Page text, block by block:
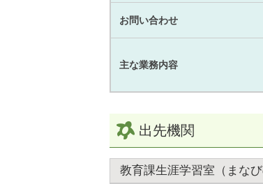
お問い合わせ
主な業務内容
出先機関
教育課生涯学習室（まなび